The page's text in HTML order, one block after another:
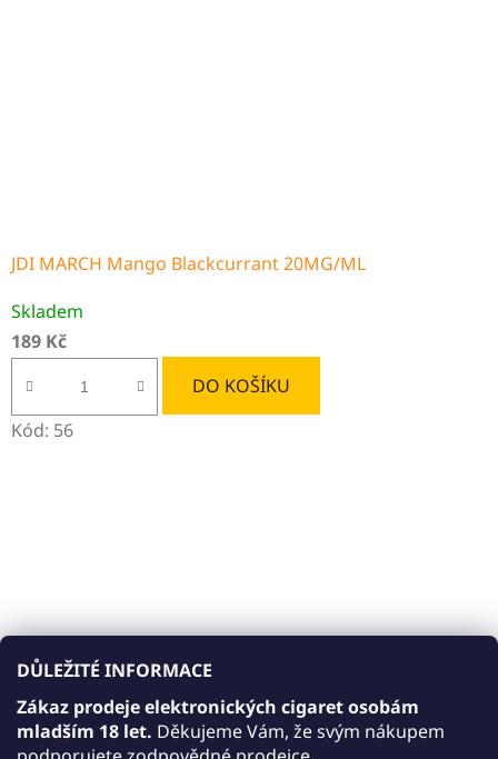
DŮLEŽITÉ INFORMACE
Zákaz prodeje elektronických cigaret osobám
mladším 18 let. Děkujeme Vám, že svým nákupem
JDI MARCH Mango Blackcurrant 20MG/ML
Skladem
189 Kč
DO KOŠÍKU
Kód: 56